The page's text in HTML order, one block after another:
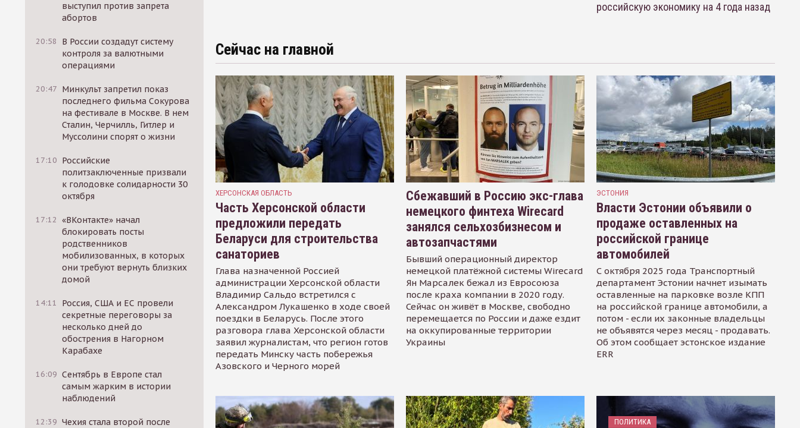
выступил против запрета
абортов
20:58
В России создадут систему
контроля за валютными
операциями
20:47 Минкульт запретил показ
последнего фильма Сокурова
на фестивале в Москве. В нем
Сталин, Черчилль, Гитлер и
Муссолини спорят о жизни
17:10 Российские
политзаключенные призвали
к голодовке солидарности 30
октября
17:12 «ВКонтакте» начал
блокировать посты
родственников
мобилизованных, в которых
они требуют вернуть близких
домой
14:11
Россия, США и ЕС провели
секретные переговоры за
несколько дней до
обострения в Нагорном
Карабахе
16:09 Сентябрь в Европе стал
самым жарким в истории
наблюдений
12:39 Чехия стала второй после
российскую экономику на 4 года назад
Сейчас на главной
ХЕРСОНСКАЯ ОБЛАСТЬ
Часть Херсонской области
предложили передать
Беларуси для строительства
санаториев
Глава назначенной Россией
администрации Херсонской области
Владимир Сальдо встретился с
Александром Лукашенко в ходе своей
поездки в Беларусь. После этого
разговора глава Херсонской области
заявил журналистам, что регион готов
передать Минску часть побережья
Азовского и Черного морей
Сбежавший в Россию экс-глава
немецкого финтеха Wirecard
занялся сельхозбизнесом и
автозапчастями
Бывший операционный директор
немецкой платёжной системы Wirecard
Ян Марсалек бежал из Евросоюза
после краха компании в 2020 году.
Сейчас он живёт в Москве, свободно
перемещается по России и даже ездит
на оккупированные территории
Украины
ЭСТОНИЯ
Власти Эстонии объявили о
продаже оставленных на
российской границе
автомобилей
С октября 2025 года Транспортный
департамент Эстонии начнет изымать
оставленные на парковке возле КПП
на российской границе автомобили, а
потом - если их законные владельцы
не объявятся через месяц - продавать.
Об этом сообщает эстонское издание
ERR
ПОЛИТИКА